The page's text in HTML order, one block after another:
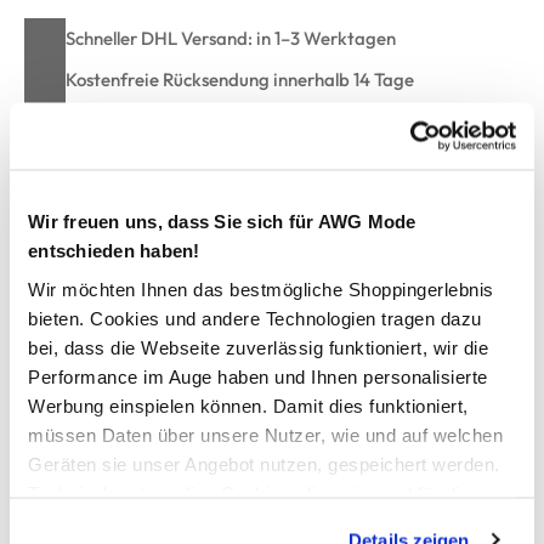
Wir freuen uns, dass Sie sich für AWG Mode
entschieden haben!
Wir möchten Ihnen das bestmögliche Shoppingerlebnis
bieten. Cookies und andere Technologien tragen dazu
bei, dass die Webseite zuverlässig funktioniert, wir die
Performance im Auge haben und Ihnen personalisierte
Werbung einspielen können. Damit dies funktioniert,
müssen Daten über unsere Nutzer, wie und auf welchen
Geräten sie unser Angebot nutzen, gespeichert werden.
Details zeigen
Schneller DHL Versand: in 1–3 Werktagen
Kostenfreie Rücksendung innerhalb 14 Tage
Kostenlose Filiallieferung in Ihre Wunschfiliale
Zur Wunschliste hinzufügen
Herren Shirt mit Brusttasche
bequemes Shirt von Jim Spencer
mit Rundhals-Ausschnitt
aufgesetzte Brusttasche
locker, legere Passform